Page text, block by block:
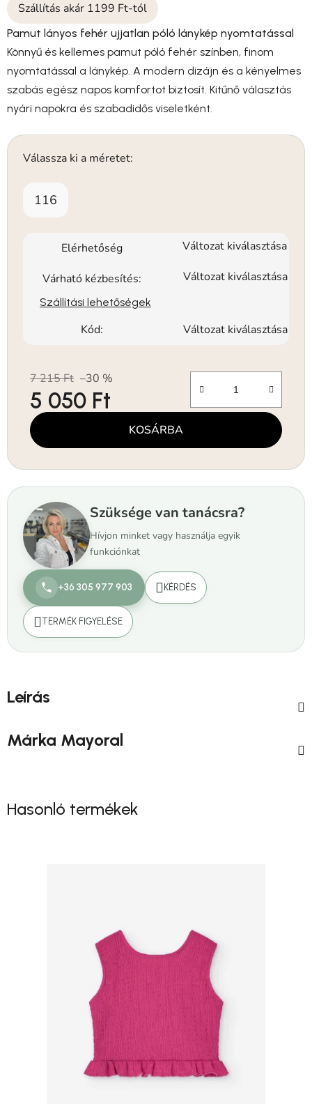
Szállítás akár 1199 Ft-tól
Pamut lányos fehér ujjatlan póló lánykép nyomtatással
Könnyű és kellemes pamut póló fehér színben, finom
nyomtatással a lánykép. A modern dizájn és a kényelmes
szabás egész napos komfortot biztosít. Kitűnő választás
nyári napokra és szabadidős viseletként.
Válassza ki a méretet:
116
Elérhetőség Változat kiválasztása
Várható kézbesítés: Változat kiválasztása
Szállítási lehetőségek
Kód: Változat kiválasztása
7 215 Ft –30 %
5 050 Ft
Egységár: KOSÁRBA
Szüksége van tanácsra?
Hívjon minket vagy használja egyik
funkciónkat
+36 305 977 903 KÉRDÉS
TERMÉK FIGYELÉSE
Leírás
Márka Mayoral
Hasonló termékek